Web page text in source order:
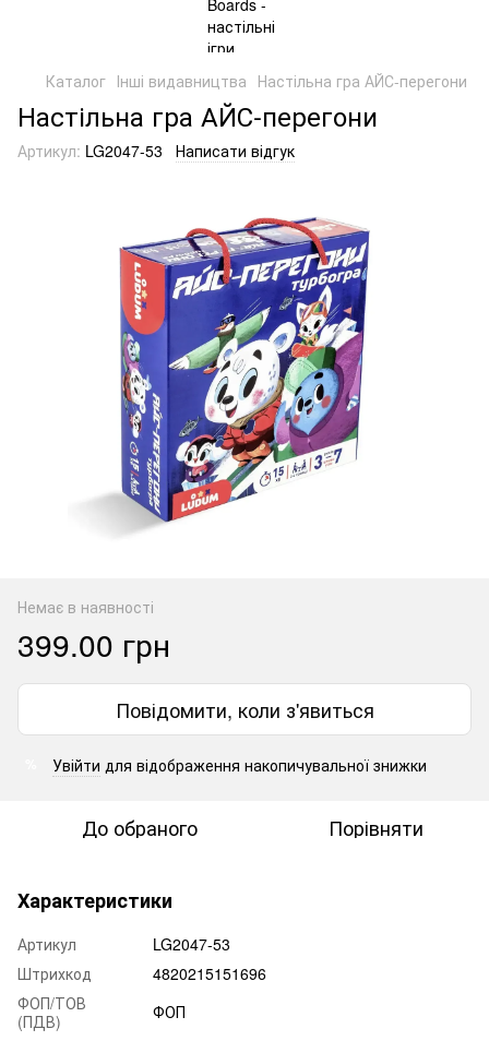
Каталог Інші видавництва Настільна гра АЙС-перегони
Настільна гра АЙС-перегони
Артикул: LG2047-53 Написати відгук
Немає в наявності
399.00 грн
Повідомити, коли з'явиться
Увійти для відображення накопичувальної знижки
До обраного Порівняти
Характеристики
Артикул
LG2047-53
Штрихкод
4820215151696
ФОП/ТОВ
(ПДВ)
ФОП